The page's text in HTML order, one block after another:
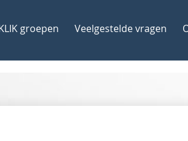
groepen Veelgestelde vragen